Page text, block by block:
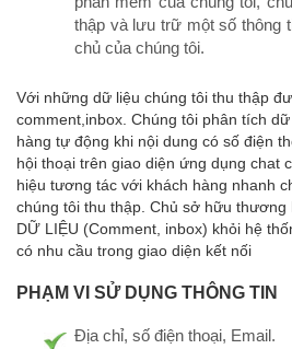
thập và lưu trữ một số thông
chủ của chúng tôi.
Với những dữ liệu chúng tôi thu thập
comment,inbox. Chúng tôi phân tích
hàng tự động khi nội dung có số điện
hội thoại trên giao diện ứng dụng chat
hiệu tương tác với khách hàng nhanh
chúng tôi thu thập. Chủ sở hữu thương
DỮ LIỆU (Comment, inbox) khỏi hệ
có nhu cầu trong giao diện kết nối
PHẠM VI SỬ DỤNG THÔNG TIN
Địa chỉ, số điện thoại, Email.